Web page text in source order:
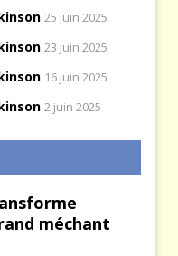
25 juin 2025
23 juin 2025
16 juin 2025
2 juin 2025
méchant